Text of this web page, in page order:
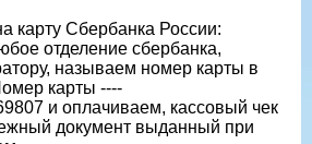
карту Сбербанка России:
отделение сбербанка,
называем номер карты в
карты ----
и оплачиваем, кассовый чек
документ выданный при